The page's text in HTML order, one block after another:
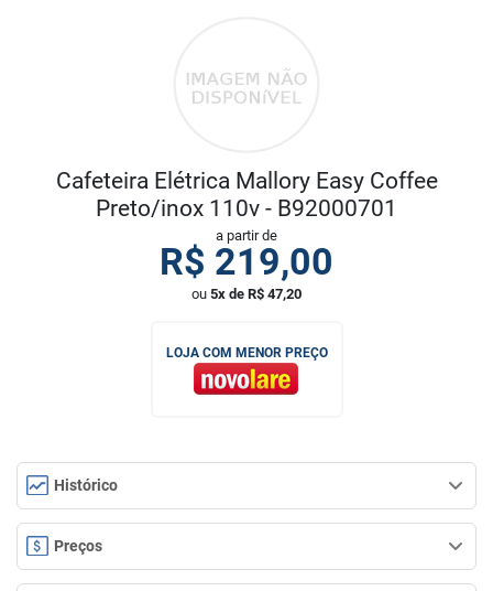
Cafeteira Elétrica Mallory Easy Coffee
Preto/inox 110v - B92000701
a partir de
R$ 219,00
ou 5x de R$ 47,20
LOJA COM MENOR PREÇO
Histórico
Preços